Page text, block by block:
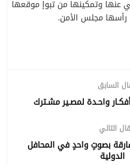
عنها وتمكينها من تبوإ موقعها
رأسها مجلس الأمن.
السابق
أفكـار واحـدة لمصـير مشـترك
التالي
بصوتٍ واحدٍ في المحافل
الدولية